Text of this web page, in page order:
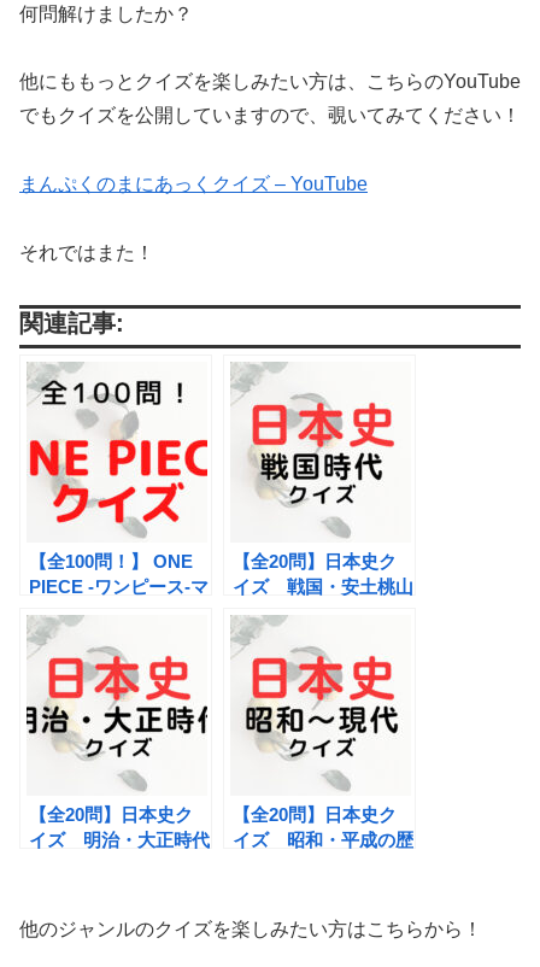
何問解けましたか？
他にももっとクイズを楽しみたい方は、こちらのYouTube
でもクイズを公開していますので、覗いてみてください！
まんぷくのまにあっくクイズ – YouTube
それではまた！
関連記事:
【全100問！】 ONE
PIECE -ワンピース-マ
ニアッククイズ
【全20問】日本史ク
イズ 戦国・安土桃山
時代の歴史クイズ
【全20問】日本史ク
イズ 明治・大正時代
【全20問】日本史ク
イズ 昭和・平成の歴
他のジャンルのクイズを楽しみたい方はこちらから！